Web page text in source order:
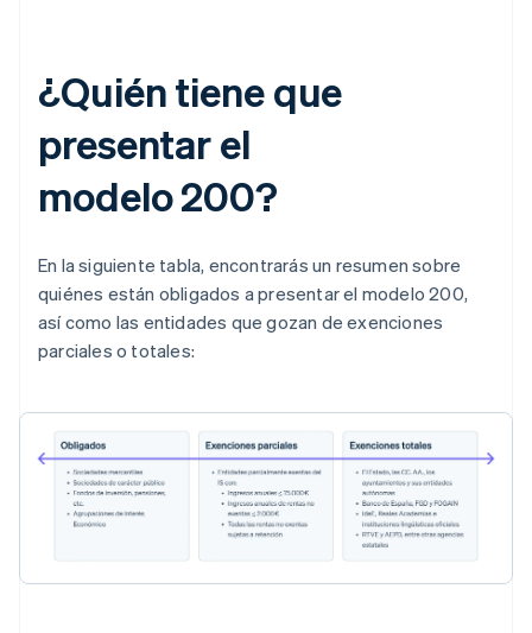
¿Quién tiene que
presentar el
modelo 200?
En la siguiente tabla, encontrarás un resumen sobre
quiénes están obligados a presentar el modelo 200,
así como las entidades que gozan de exenciones
parciales o totales: